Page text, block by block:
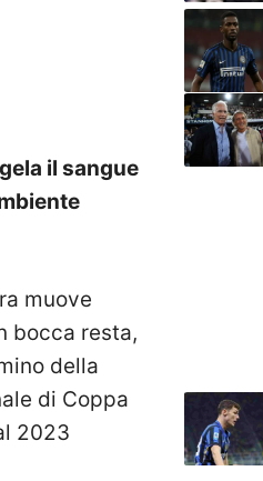
il sangue
muove
bocca resta,
della
di Coppa
2023